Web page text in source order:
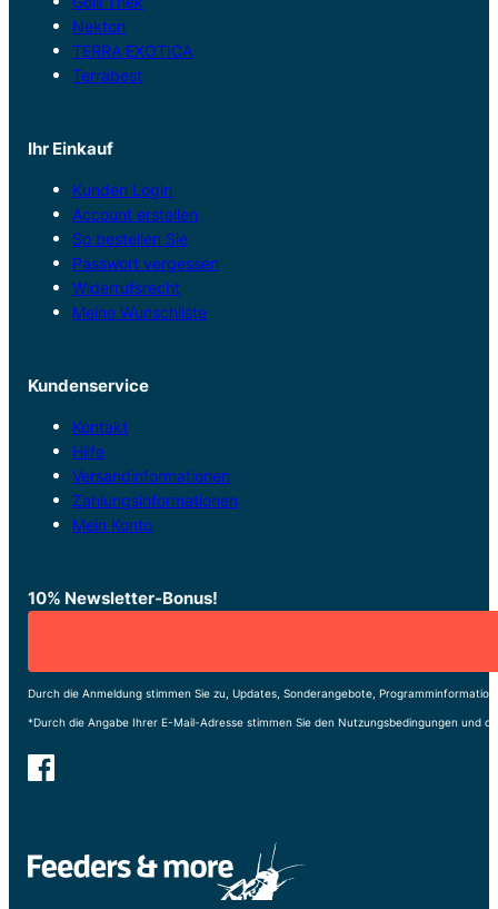
Nekton
TERRA EXOTICA
Terrabest
Ihr Einkauf
Kunden Login
Account erstellen
So bestellen Sie
Passwort vergessen
Widerrufsrecht
Meine Wunschliste
Kundenservice
Kontakt
Hilfe
Versandinformationen
Zahlungsinformationen
Mein Konto
10% Newsletter-Bonus!
Durch die Anmeldung stimmen Sie zu, Updates, Sonderangebote,
*Durch die Angabe Ihrer E-Mail-Adresse stimmen Sie den Nutzungsbedingungen und